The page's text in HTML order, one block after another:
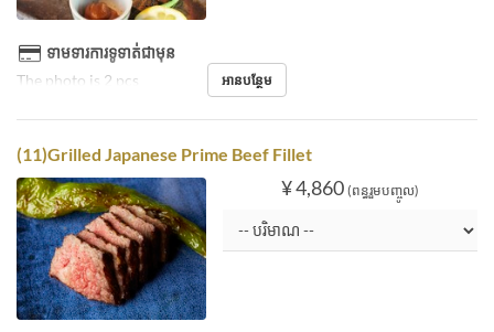
ទាមទារការទូទាត់ជាមុន
The photo is 2 pcs
អានបន្ថែម
(11)Grilled Japanese Prime Beef Fillet
¥ 4,860 (ពន្ធរួមបញ្ចូល)